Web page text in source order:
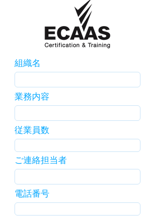
組織名
業務内容
従業員数
ご連絡担当者
電話番号